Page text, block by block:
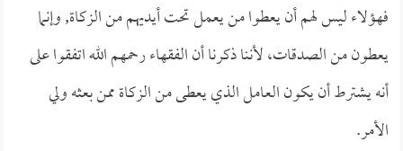
فهؤلاء ليس لهم أن يعطوا من يعمل تحت أيديهم من الزكاة, وإنما
يعطون من الصدقات، لأننا ذكرنا أن الفقهاء رحمهم الله اتفقوا على
أنه يشترط أن يكون العامل الذي يعطى من الزكاة ممن بعثه ولي
الأمر.